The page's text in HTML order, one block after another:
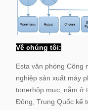
Về chúng tôi:
Esta văn phòng Công
nghiệp sản xuất máy
tonerhộp mực, nằm ở
Đông, Trung Quốc kể